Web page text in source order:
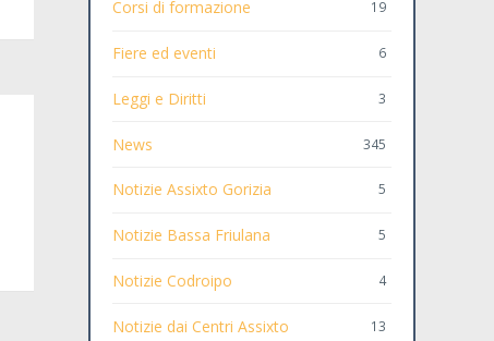
Corsi di formazione 19
Fiere ed eventi 6
Leggi e Diritti 3
News 345
Notizie Assixto Gorizia 5
Notizie Bassa Friulana 5
Notizie Codroipo 4
Notizie dai Centri Assixto 13